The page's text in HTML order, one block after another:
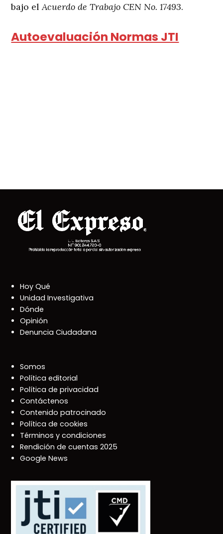
bajo elAcuerdo de Trabajo CEN No. 17493.
Autoevaluación Normas JTI
Hoy Qué
Unidad Investigativa
Dónde
Opinión
Denuncia Ciudadana
Somos
Política editorial
Política de privacidad
Contáctenos
Contenido patrocinado
Política de cookies
Términos y condiciones
Rendición de cuentas 2025
Google News